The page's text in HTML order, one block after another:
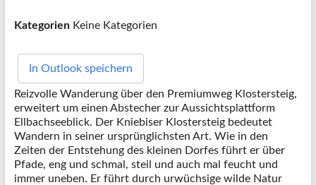
KategorienKeine Kategorien
In Outlook speichern
Reizvolle Wanderung über den Premiumweg Klostersteig,
erweitert um einen Abstecher zur Aussichtsplattform
Ellbachseeblick. Der Kniebiser Klostersteig bedeutet
Wandern in seiner ursprünglichsten Art. Wie in den
Zeiten der Entstehung des kleinen Dorfes führt er über
Pfade, eng und schmal, steil und auch mal feucht und
immer uneben. Er führt durch urwüchsige wilde Natur